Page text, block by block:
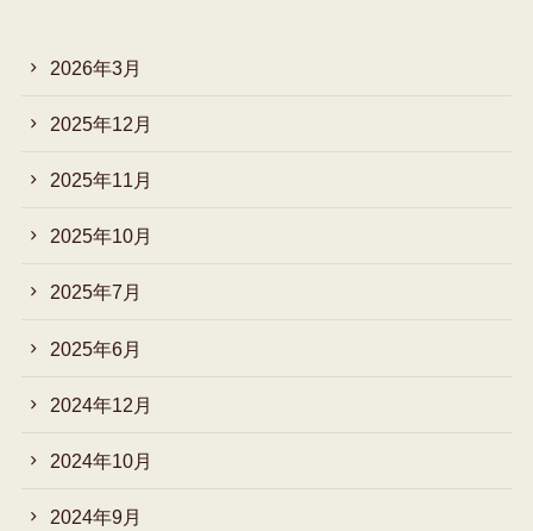
2026年3月
2025年12月
2025年11月
2025年10月
2025年7月
2025年6月
2024年12月
2024年10月
2024年9月